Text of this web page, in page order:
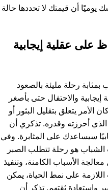
يوميًا أن قيمتك لا تحددها حالة
على عقلية إيجابية
رحلة مليئة بالصعود
والاحتفال حتى بأصغر
يتعلق بتقليل البثور أو
أحرزته وقدره. تذكري أن
سيساعدك على المثابرة. وفي
الشباب هو رحلة تتطلب الصبر
الأسباب الكامنة، وتنفيذ
اللازمة على نمط الحياة، يمكن
واستعادة ثقتهم. تذكر أن